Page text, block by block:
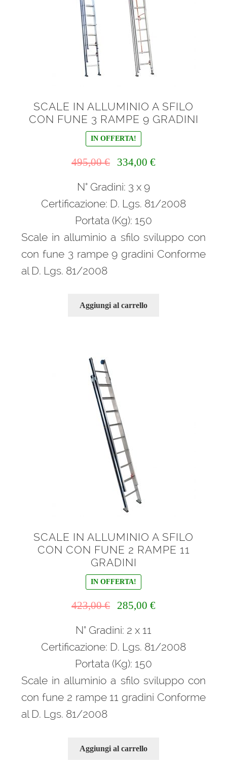
SCALE IN ALLUMINIO A SFILO
CON FUNE 3 RAMPE 9 GRADINI
IN OFFERTA!
495,00€
originale
495,00 €.
334,00 €Il
334,00 €.
N° Gradini: 3 x 9
Certificazione: D. Lgs. 81/2008
Portata (Kg): 150
Scale in alluminio a sfilo sviluppo con
con fune 3 rampe 9 gradini Conforme
al D. Lgs. 81/2008
Aggiungi al carrello
SCALE IN ALLUMINIO A SFILO
CON CON FUNE 2 RAMPE 11
GRADINI
IN OFFERTA!
423,00€
originale
423,00 €.
285,00 €Il
285,00 €.
N° Gradini: 2 x 11
Certificazione: D. Lgs. 81/2008
Portata (Kg): 150
Scale in alluminio a sfilo sviluppo con
con fune 2 rampe 11 gradini Conforme
al D. Lgs. 81/2008
Aggiungi al carrello